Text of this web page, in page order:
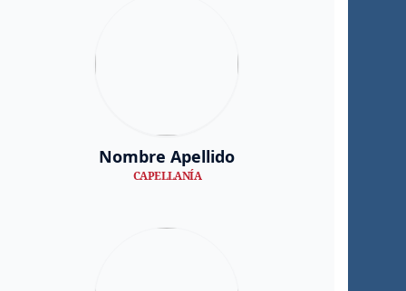
Nombre Apellido
CAPELLANÍA